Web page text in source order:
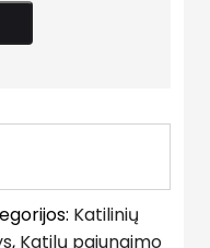
Katilinių
, Katilų pajungimo